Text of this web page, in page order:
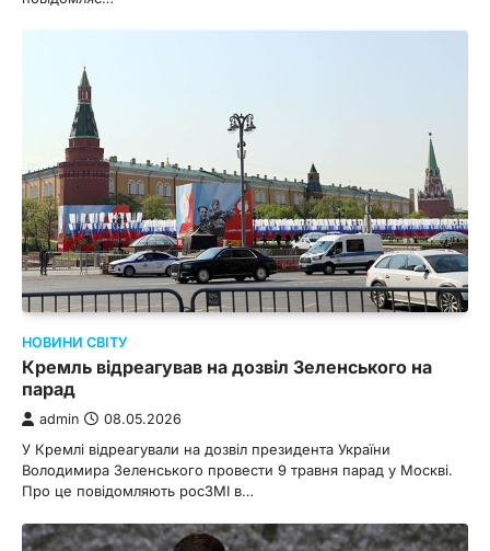
НОВИНИ СВІТУ
Кремль відреагував на дозвіл Зеленського на
парад
admin 08.05.2026
У Кремлі відреагували на дозвіл президента України
Володимира Зеленського провести 9 травня парад у Москві.
Про це повідомляють росЗМІ в…